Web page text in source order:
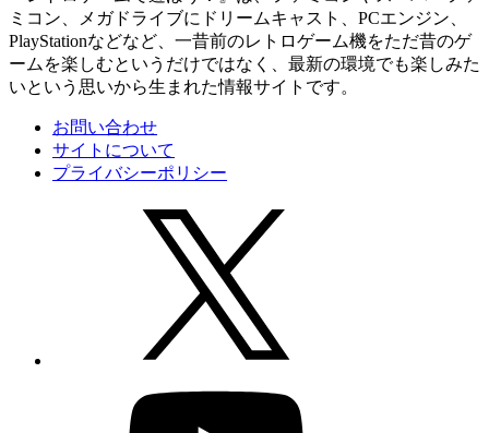
ミコン、メガドライブにドリームキャスト、PCエンジン、
PlayStationなどなど、一昔前のレトロゲーム機をただ昔のゲ
ームを楽しむというだけではなく、最新の環境でも楽しみた
いという思いから生まれた情報サイトです。
お問い合わせ
サイトについて
プライバシーポリシー